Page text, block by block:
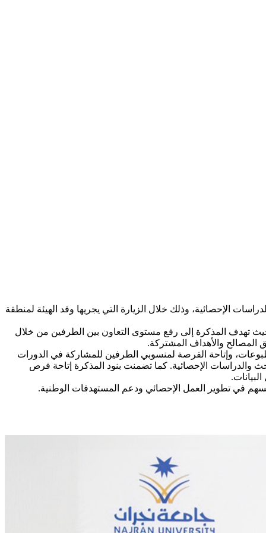
الإحصائية، وذلك خلال الزيارة التي يجريها وفد الهيئة لمنطقة
تهدف المذكرة إلى رفع مستوى التعاون بين الطرفين من خلال
المصالح والأهداف المشتركة.
وإتاحة الفرصة لمنسوبي الطرفين للمشاركة في الدورات
والدراسات الإحصائية. كما تضمنت بنود المذكرة إتاحة فرص
في تطوير العمل الإحصائي ودعم المستهدفات الوطنية.